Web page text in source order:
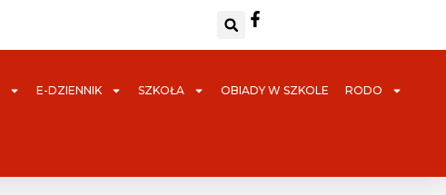
E-DZIENNIK SZKOŁA OBIADY W SZKOLE RODO